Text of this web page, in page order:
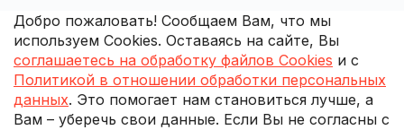
Добро пожаловать! Сообщаем Вам, что мы
используем Cookies. Оставаясь на сайте, Вы
соглашаетесь на обработку файлов Cookies и с
Политикой в отношении обработки персональных
данных. Это помогает нам становиться лучше, а
Вам – уберечь свои данные. Если Вы не согласны с